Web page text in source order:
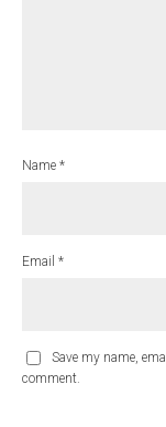
Name *
Email *
Save my name,
comment.